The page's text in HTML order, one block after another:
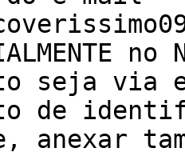
seja via
de
anexar